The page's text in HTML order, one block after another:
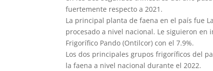
fuertemente respecto a 2021.
La principal planta de faena en el país fue
procesado a nivel nacional. Le siguieron
Frigorífico Pando (Ontilcor) con el 7.9%.
Los dos principales grupos frigoríficos del
la faena a nivel nacional durante el 2022.